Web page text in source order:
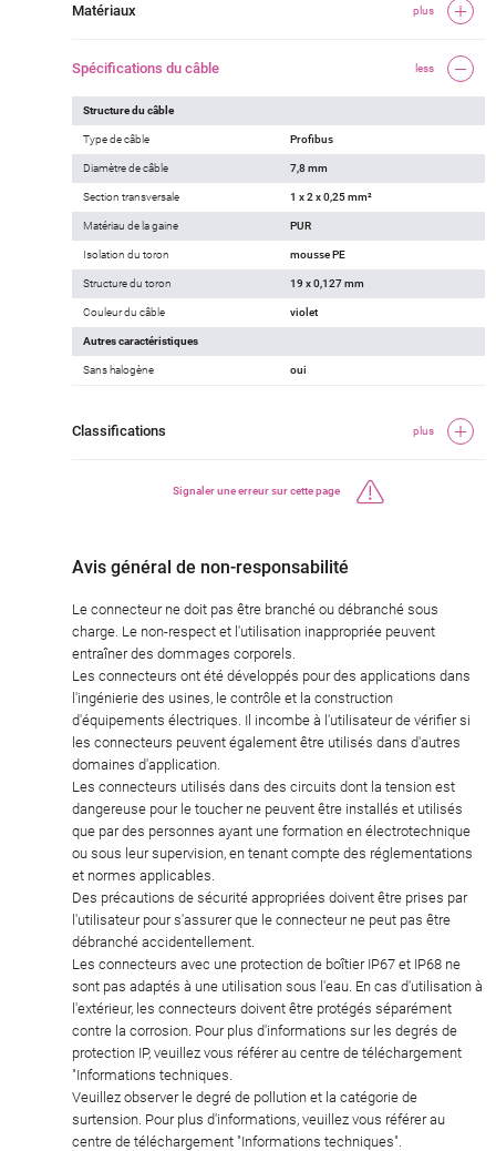
Matériaux plus
Spécifications du câble less
Structure du câble
Type de câble Profibus
Diamètre de câble 7,8 mm
Section transversale 1 x 2 x 0,25 mm²
Matériau de la gaine PUR
Isolation du toron mousse PE
Structure du toron 19 x 0,127 mm
Couleur du câble violet
Autres caractéristiques
Sans halogène oui
Classifications plus
Signaler une erreur sur cette page
Avis général de non-responsabilité
Le connecteur ne doit pas être branché ou débranché sous
charge. Le non-respect et l'utilisation inappropriée peuvent
entraîner des dommages corporels.
Les connecteurs ont été développés pour des applications dans
l'ingénierie des usines, le contrôle et la construction
d'équipements électriques. Il incombe à l'utilisateur de vérifier si
les connecteurs peuvent également être utilisés dans d'autres
domaines d'application.
Les connecteurs utilisés dans des circuits dont la tension est
dangereuse pour le toucher ne peuvent être installés et utilisés
que par des personnes ayant une formation en électrotechnique
ou sous leur supervision, en tenant compte des réglementations
et normes applicables.
Des précautions de sécurité appropriées doivent être prises par
l'utilisateur pour s'assurer que le connecteur ne peut pas être
débranché accidentellement.
Les connecteurs avec une protection de boîtier IP67 et IP68 ne
sont pas adaptés à une utilisation sous l'eau. En cas d'utilisation à
l'extérieur, les connecteurs doivent être protégés séparément
contre la corrosion. Pour plus d'informations sur les degrés de
protection IP, veuillez vous référer au centre de téléchargement
"Informations techniques.
Veuillez observer le degré de pollution et la catégorie de
surtension. Pour plus d'informations, veuillez vous référer au
centre de téléchargement "Informations techniques".